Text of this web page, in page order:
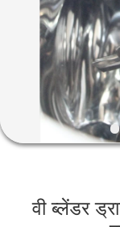
उत्पादों
वीडियो
हमारे
बारे
वी ब्लेंडर